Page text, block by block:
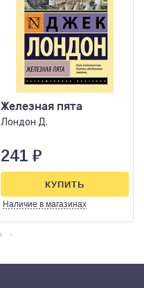
Железная пята
Лондон Д.
241 ₽
Наличие в магазинах
КУПИТЬ